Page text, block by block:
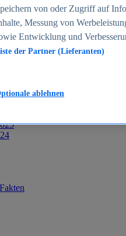
2024
/ Bürgergeld in Deutschland
von oder Zugriff auf
Messung von
Entwicklung und
der Partner (Lieferanten)
ablehnen